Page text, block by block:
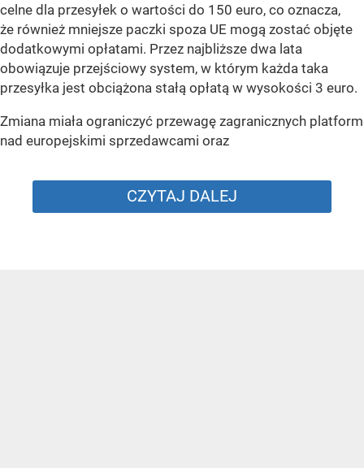
celne dla przesyłek o wartości do 150 euro, co oznacza,
że również mniejsze paczki spoza UE mogą zostać objęte
dodatkowymi opłatami. Przez najbliższe dwa lata
obowiązuje przejściowy system, w którym każda taka
przesyłka jest obciążona stałą opłatą w wysokości 3 euro.
Zmiana miała ograniczyć przewagę zagranicznych platform
nad europejskimi sprzedawcami oraz
CZYTAJ DALEJ